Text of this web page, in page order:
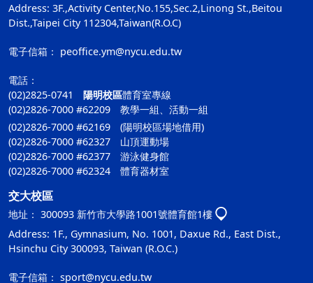
Address: 3F.,Activity Center,No.155,Sec.2,Linong St.,Beitou
Dist.,Taipei City 112304,Taiwan(R.O.C)
電子信箱： peoffice.ym@nycu.edu.tw
電話：
(02)2825-0741 陽明校區體育室專線
(02)2826-7000 #62209 教學一組、活動一組
(02)2826-7000 #62169 (陽明校區場地借用)
(02)2826-7000 #62327 山頂運動場
(02)2826-7000 #62377 游泳健身館
(02)2826-7000 #62324 體育器材室
交大校區
地址： 300093 新竹市大學路1001號體育館1樓
Address: 1F., Gymnasium, No. 1001, Daxue Rd., East Dist.,
Hsinchu City 300093, Taiwan (R.O.C.)
電子信箱： sport@nycu.edu.tw